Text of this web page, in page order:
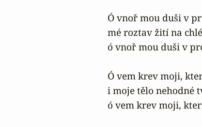
Ó vnoř mou duši v
mé roztav žití na
ó vnoř mou duši v
Ó vem krev moji,
i moje tělo nehodné
ó vem krev moji,